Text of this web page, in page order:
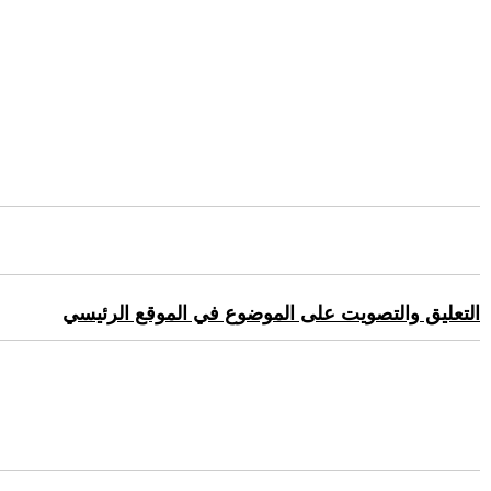
التعليق والتصويت على الموضوع في الموقع الرئيسي